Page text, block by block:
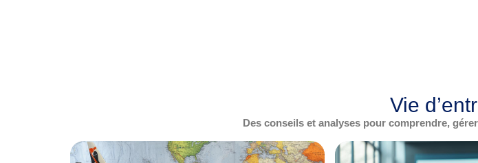
Vie
Des conseils et analyses pour comprendre,